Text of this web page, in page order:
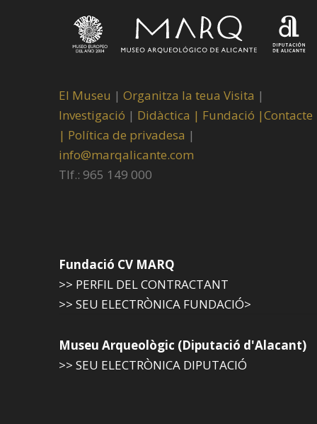
El Museu | Organitza la teua Visita |
Investigació | Didàctica | Fundació |Contacte
| Política de privadesa |
info@marqalicante.com
Tlf.: 965 149 000
Fundació CV MARQ
>> PERFIL DEL CONTRACTANT
>> SEU ELECTRÒNICA FUNDACIÓ>
Museu Arqueològic (Diputació d'Alacant)
>> SEU ELECTRÒNICA DIPUTACIÓ